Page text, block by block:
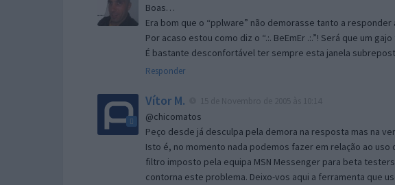
Boas…
Era bom que o “pplware” não demorasse tanto a
Por acaso estou como diz o “.:. BeEmEr .:.”! Será que um
É bastante desconfortável ter sempre esta janela
Responder
Vítor M.
@chicomatos
Peço desde já desculpa pela demora na resposta mas na
Isto é, no momento nada podemos fazer em relação ao
filtro imposto pela equipa MSN Messenger para beta
contorna este problema. Deixo-vos aqui a ferramenta que